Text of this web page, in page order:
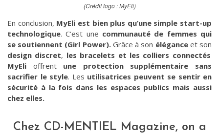
(Crédit logo : MyEli)
En conclusion, MyEli est bien plus qu’une simple start-up
technologique. C’est une communauté de femmes qui
se soutiennent (Girl Power).Grâce à son élégance et son
design discret, les bracelets et les colliers connectés
MyEli offrent une protection supplémentaire
sans
sacrifier le style. Les utilisatrices peuvent se sentir en
sécurité à la fois dans les espaces publics mais aussi
chez elles.
Chez CD-MENTIEL Magazine, on a